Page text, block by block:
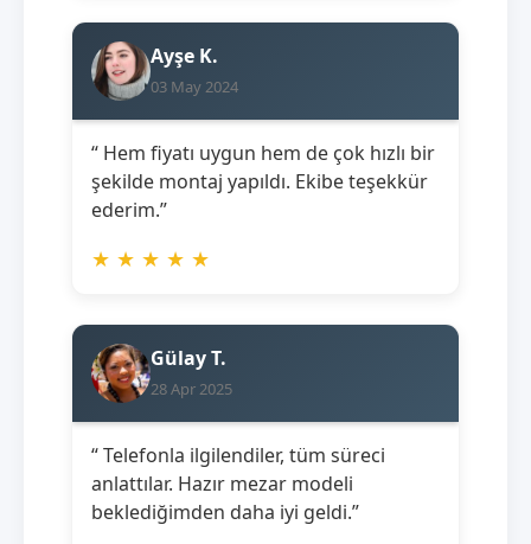
Ayşe K.
03 May 2024
“ Hem fiyatı uygun hem de çok hızlı bir
şekilde montaj yapıldı. Ekibe teşekkür
ederim.”
★ ★ ★ ★ ★
Gülay T.
28 Apr 2025
“ Telefonla ilgilendiler, tüm süreci
anlattılar. Hazır mezar modeli
beklediğimden daha iyi geldi.”